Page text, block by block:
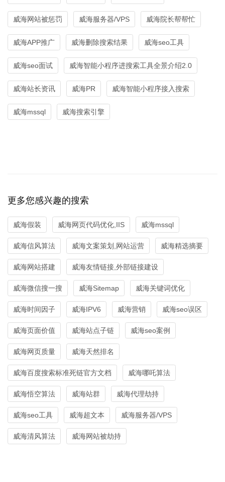
威海网站被惩罚 威海服务器/VPS 威海院长帮帮忙
威海APP推广 威海删除搜索结果 威海seo工具
威海seo面试 威海智能小程序进搜索工具全景介绍2.0
威海站长资讯 威海PR 威海智能小程序接入搜索
威海mssql 威海搜索引擎
更多您感兴趣的搜索
威海假装 威海网页代码优化,IIS 威海mssql
威海信风算法 威海文案策划,网站运营 威海精选摘要
威海网站搭建 威海友情链接,外部链接建设
威海微信搜一搜 威海Sitemap 威海关键词优化
威海时间因子 威海IPV6 威海营销 威海seo误区
威海页面价值 威海站点子链 威海seo案例
威海网页质量 威海天然排名
威海百度搜索标准死链官方文档 威海哪吒算法
威海悟空算法 威海站群 威海代理劫持
威海seo工具 威海超文本 威海服务器/VPS
威海清风算法 威海网站被劫持